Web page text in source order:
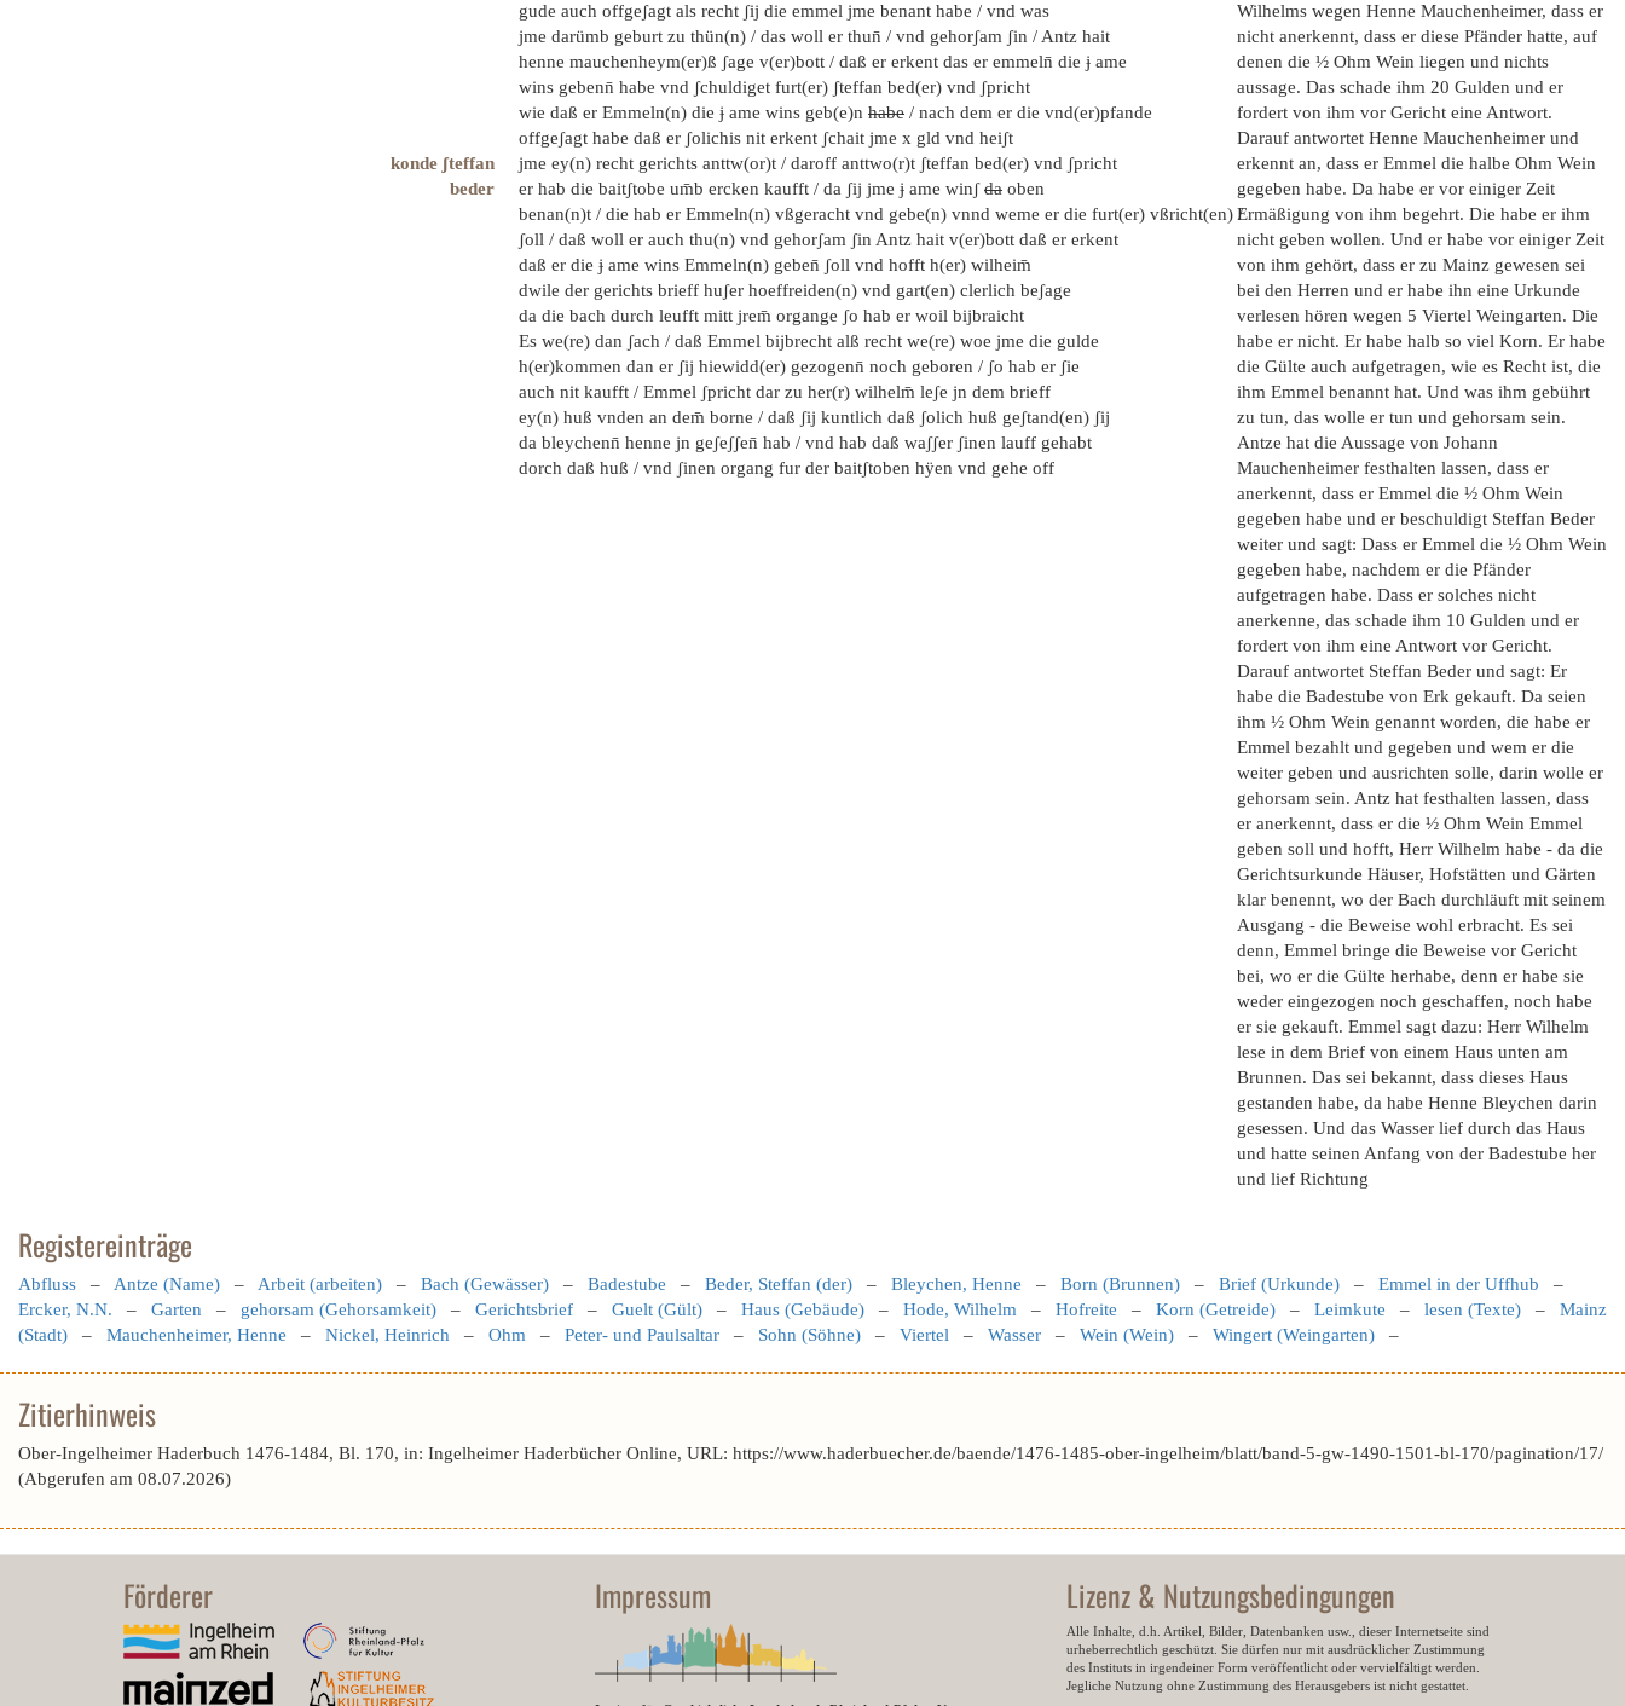
gude auch offgeʃagt als recht ʃij die emmel jme benant habe / vnd was
jme darümb geburt zu thün(n) / das woll er thun̄ / vnd gehorʃam ʃin / Antz hait
henne mauchenheym(er)ß ʃage v(er)bott / daß er erkent das er emmeln̄ die ɉ ame
wins gebenn̄ habe vnd ʃchuldiget furt(er) ʃteffan bed(er) vnd ʃpricht
wie daß er Emmeln(n) die ɉ ame wins geb(e)n habe / nach dem er die vnd(er)pfande
offgeʃagt habe daß er ʃolichis nit erkent ʃchait jme x gld vnd heiʃt
konde ʃteffan
jme ey(n) recht gerichts anttw(or)t / daroff anttwo(r)t ʃteffan bed(er) vnd ʃpricht
beder
er hab die baitʃtobe um̄b ercken kaufft / da ʃij jme ɉ ame winʃda oben
benan(n)t / die hab er Emmeln(n) vßgeracht vnd gebe(n) vnnd weme er die furt(er) vßricht(en) /
ʃoll / daß woll er auch thu(n) vnd gehorʃam ʃin Antz hait v(er)bott daß er erkent
daß er die ɉ ame wins Emmeln(n) geben̄ ʃoll vnd hofft h(er) wilheim̄
dwile der gerichts brieff huʃer hoeffreiden(n) vnd gart(en) clerlich beʃage
da die bach durch leufft mitt jrem̄ organge ʃo hab er woil bijbraicht
Es we(re) dan ʃach / daß Emmel bijbrecht alß recht we(re) woe jme die gulde
h(er)kommen dan er ʃij hiewidd(er) gezogenn̄ noch geboren / ʃo hab er ʃie
auch nit kaufft / Emmel ʃpricht dar zu her(r) wilhelm̄ leʃe jn dem brieff
ey(n) huß vnden an dem̄ borne / daß ʃij kuntlich daß ʃolich huß geʃtand(en) ʃij
da bleychenn̄ henne jn geʃeʃʃen̄ hab / vnd hab daß waʃʃer ʃinen lauff gehabt
dorch daß huß / vnd ʃinen organg fur der baitʃtoben hÿen vnd gehe off
Wilhelms wegen Henne Mauchenheimer, dass er
nicht anerkennt, dass er diese Pfänder hatte, auf
denen die ½ Ohm Wein liegen und nichts
aussage. Das schade ihm 20 Gulden und er
fordert von ihm vor Gericht eine Antwort.
Darauf antwortet Henne Mauchenheimer und
erkennt an, dass er Emmel die halbe Ohm Wein
gegeben habe. Da habe er vor einiger Zeit
Ermäßigung von ihm begehrt. Die habe er ihm
nicht geben wollen. Und er habe vor einiger Zeit
von ihm gehört, dass er zu Mainz gewesen sei
bei den Herren und er habe ihn eine Urkunde
verlesen hören wegen 5 Viertel Weingarten. Die
habe er nicht. Er habe halb so viel Korn. Er habe
die Gülte auch aufgetragen, wie es Recht ist, die
ihm Emmel benannt hat. Und was ihm gebührt
zu tun, das wolle er tun und gehorsam sein.
Antze hat die Aussage von Johann
Mauchenheimer festhalten lassen, dass er
anerkennt, dass er Emmel die ½ Ohm Wein
gegeben habe und er beschuldigt Steffan Beder
weiter und sagt: Dass er Emmel die ½ Ohm Wein
gegeben habe, nachdem er die Pfänder
aufgetragen habe. Dass er solches nicht
anerkenne, das schade ihm 10 Gulden und er
fordert von ihm eine Antwort vor Gericht.
Darauf antwortet Steffan Beder und sagt: Er
habe die Badestube von Erk gekauft. Da seien
ihm ½ Ohm Wein genannt worden, die habe er
Emmel bezahlt und gegeben und wem er die
weiter geben und ausrichten solle, darin wolle er
gehorsam sein. Antz hat festhalten lassen, dass
er anerkennt, dass er die ½ Ohm Wein Emmel
geben soll und hofft, Herr Wilhelm habe - da die
Gerichtsurkunde Häuser, Hofstätten und Gärten
klar benennt, wo der Bach durchläuft mit seinem
Ausgang - die Beweise wohl erbracht. Es sei
denn, Emmel bringe die Beweise vor Gericht
bei, wo er die Gülte herhabe, denn er habe sie
weder eingezogen noch geschaffen, noch habe
er sie gekauft. Emmel sagt dazu: Herr Wilhelm
lese in dem Brief von einem Haus unten am
Brunnen. Das sei bekannt, dass dieses Haus
gestanden habe, da habe Henne Bleychen darin
gesessen. Und das Wasser lief durch das Haus
und hatte seinen Anfang von der Badestube her
und lief Richtung
Registereinträge
Abfluss – Antze (Name) – Arbeit (arbeiten) – Bach (Gewässer) – Badestube – Beder, Steffan (der) – Bleychen, Henne – Born (Brunnen) – Brief (Urkunde) – Emmel in der Uffhub –
Ercker, N.N. – Garten – gehorsam (Gehorsamkeit) – Gerichtsbrief – Guelt (Gült) – Haus (Gebäude) – Hode, Wilhelm – Hofreite – Korn (Getreide) – Leimkute – lesen (Texte) – Mainz
(Stadt) – Mauchenheimer, Henne – Nickel, Heinrich – Ohm – Peter- und Paulsaltar – Sohn (Söhne) – Viertel – Wasser – Wein (Wein) – Wingert (Weingarten) –
Zitierhinweis
Ober-Ingelheimer Haderbuch 1476-1484, Bl. 170, in: Ingelheimer Haderbücher Online, URL: https://www.haderbuecher.de/baende/1476-1485-ober-ingelheim/blatt/band-5-gw-1490-1501-bl-170/pagination/17/
(Abgerufen am 08.07.2026)
Förderer Impressum Lizenz & Nutzungsbedingungen
Alle Inhalte, d.h. Artikel, Bilder, Datenbanken usw., dieser Internetseite sind
urheberrechtlich geschützt. Sie dürfen nur mit ausdrücklicher Zustimmung
des Instituts in irgendeiner Form veröffentlicht oder vervielfältigt werden.
Jegliche Nutzung ohne Zustimmung des Herausgebers ist nicht gestattet.